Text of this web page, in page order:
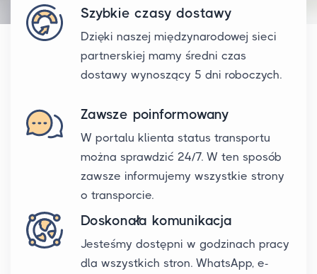
Szybkie czasy dostawy
Dzięki naszej międzynarodowej sieci
partnerskiej mamy średni czas
dostawy wynoszący 5 dni roboczych.
Zawsze poinformowany
W portalu klienta status transportu
można sprawdzić 24/7. W ten sposób
zawsze informujemy wszystkie strony
o transporcie.
Doskonała komunikacja
Jesteśmy dostępni w godzinach pracy
dla wszystkich stron. WhatsApp, e-